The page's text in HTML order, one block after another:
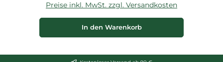
Preise inkl. MwSt. zzgl. Versandkosten
In den Warenkorb